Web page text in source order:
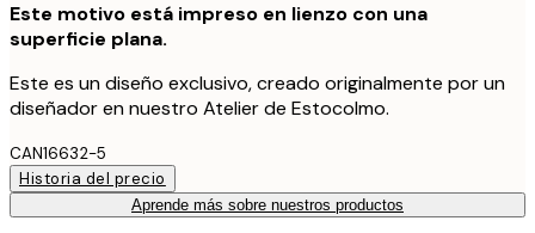
Este motivo está impreso en lienzo con una
superficie plana.
Este es un diseño exclusivo, creado originalmente por un
diseñador en nuestro Atelier de Estocolmo.
CAN16632-5
Historia del precio
Aprende más sobre nuestros productos